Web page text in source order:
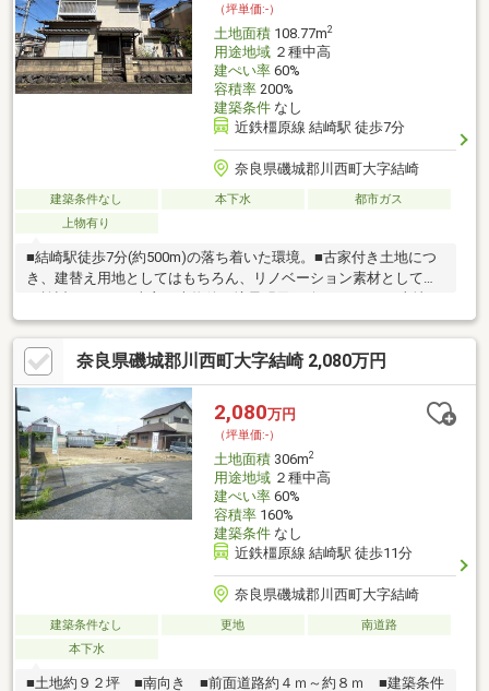
（坪単価:-）
土地面積108.77m2
用途地域２種中高
建ぺい率60%
容積率200%
建築条件なし
近鉄橿原線 結崎駅 徒歩7分
奈良県磯城郡川西町大字結崎
建築条件なし 本下水
都市ガス
上物有り
■結崎駅徒歩7分(約500m)の落ち着いた環境。■古家付き土地につ
き、建替え用地としてはもちろん、リノベーション素材としても
建物の契約不適合責任免責■再建築可(但し 隣地建物と切り離し
工事が必要です。)売主にて切り離し工事合意書の取得は致しませ
ん。■現状渡しとなります。■既存建物概要 種類:木造瓦葺2階
建 面積:1階50.06㎡ 2階40.14㎡ 延床90.20㎡ 築年月:昭和57
年1月
奈良県磯城郡川西町大字結崎 2,080万円
2,080万円
（坪単価:-）
土地面積306m2
用途地域２種中高
建ぺい率60%
容積率160%
建築条件なし
近鉄橿原線 結崎駅 徒歩11分
奈良県磯城郡川西町大字結崎
建築条件なし 更地
南道路
本下水
■土地約９２坪 ■南向き ■前面道路約４ｍ～約８ｍ ■建築条件